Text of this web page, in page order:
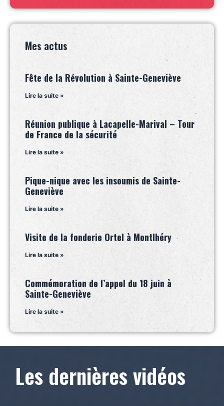
Mes actus
Fête de la Révolution à Sainte-Geneviève
Lire la suite »
Réunion publique à Lacapelle-Marival – Tour
de France de la sécurité
Lire la suite »
Pique-nique avec les insoumis de Sainte-
Geneviève
Lire la suite »
Visite de la fonderie Ortel à Montlhéry
Lire la suite »
Commémoration de l’appel du 18 juin à
Sainte-Geneviève
Lire la suite »
Les dernières vidéos